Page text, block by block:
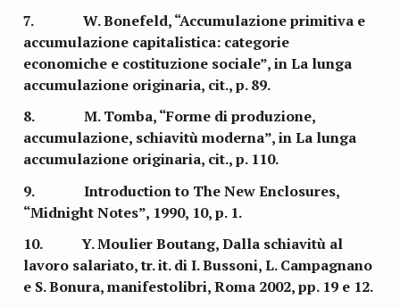
7. W. Bonefeld, “Accumulazione primitiva e
accumulazione capitalistica: categorie
economiche e costituzione sociale”, in La lunga
accumulazione originaria, cit., p. 89.
8. M. Tomba, “Forme di produzione,
accumulazione, schiavitù moderna”, in La lunga
accumulazione originaria, cit., p. 110.
9. Introduction to The New Enclosures,
“Midnight Notes”, 1990, 10, p. 1.
10. Y. Moulier Boutang, Dalla schiavitù al
lavoro salariato, tr. it. di I. Bussoni, L. Campagnano
e S. Bonura, manifestolibri, Roma 2002, pp. 19 e 12.